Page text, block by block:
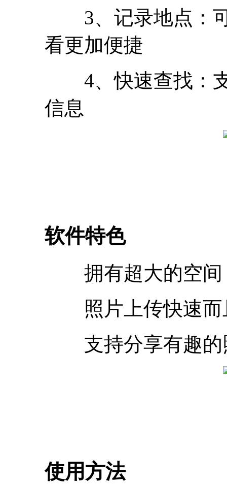
3、记录地点：可
看更加便捷
4、快速查找：支
信息
软件特色
拥有超大的空间
照片上传快速而
支持分享有趣的
使用方法